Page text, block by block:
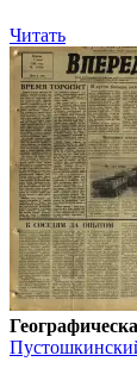
Читать